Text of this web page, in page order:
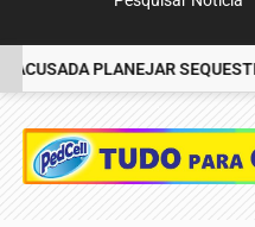
Pesquisar Notícia
PLANEJAR